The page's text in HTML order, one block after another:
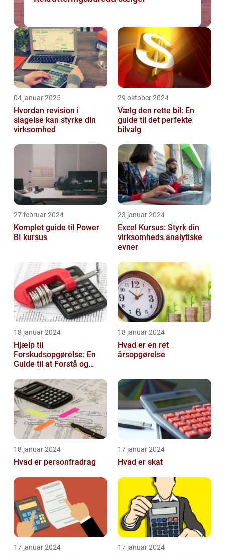
04 januar 2025
Hvordan revision i
slagelse kan styrke din
virksomhed
29 oktober 2024
Vælg den rette bil: En
guide til det perfekte
bilvalg
27 februar 2024
Komplet guide til Power
BI kursus
23 januar 2024
Excel Kursus: Styrk din
virksomheds analytiske
evner
18 januar 2024
Hjælp til
Forskudsopgørelse: En
Guide til at Forstå og
18 januar 2024
Hvad er en ret
årsopgørelse
18 januar 2024
Hvad er personfradrag
17 januar 2024
Hvad er skat
17 januar 2024 17 januar 2024